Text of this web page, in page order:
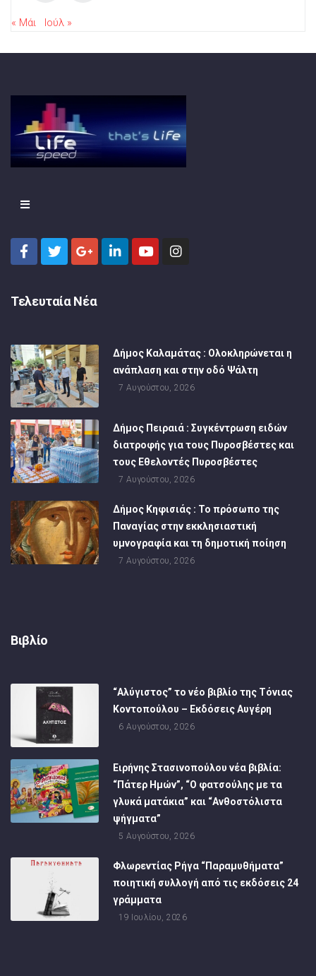
« Μάι Ιούλ »
Τελευταία Νέα
Δήμος Καλαμάτας : Ολοκληρώνεται η
ανάπλαση και στην οδό Ψάλτη
7 Αυγούστου, 2026
Δήμος Πειραιά : Συγκέντρωση ειδών
διατροφής για τους Πυροσβέστες και
τους Εθελοντές Πυροσβέστες
7 Αυγούστου, 2026
Δήμος Κηφισιάς : Το πρόσωπο της
Παναγίας στην εκκλησιαστική
υμνογραφία και τη δημοτική ποίηση
7 Αυγούστου, 2026
Βιβλίο
“Αλύγιστος” το νέο βιβλίο της Τόνιας
Κοντοπούλου – Εκδόσεις Αυγέρη
6 Αυγούστου, 2026
Ειρήνης Στασινοπούλου νέα βιβλία:
“Πάτερ Ημών”, “Ο φατσούλης με τα
γλυκά ματάκια” και “Ανθοστόλιστα
ψήγματα”
5 Αυγούστου, 2026
Φλωρεντίας Ρήγα “Παραμυθήματα”
ποιητική συλλογή από τις εκδόσεις 24
γράμματα
19 Ιουλίου, 2026